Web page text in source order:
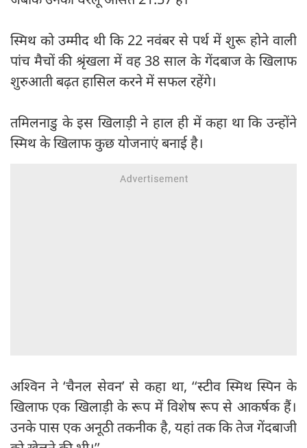
स्मिथ को उम्मीद थी कि 22 नवंबर से पर्थ में शुरू होने वाली
पांच मैचों की श्रृंखला में वह 38 साल के गेंदबाज के खिलाफ
शुरुआती बढ़त हासिल करने में सफल रहेंगे।
तमिलनाडु के इस खिलाड़ी ने हाल ही में कहा था कि उन्होंने
स्मिथ के खिलाफ कुछ योजनाएं बनाई है।
अश्विन ने ‘चैनल सेवन’ से कहा था, ‘‘स्टीव स्मिथ स्पिन के
खिलाफ एक खिलाड़ी के रूप में विशेष रूप से आकर्षक हैं।
उनके पास एक अनूठी तकनीक है, यहां तक कि तेज गेंदबाजी